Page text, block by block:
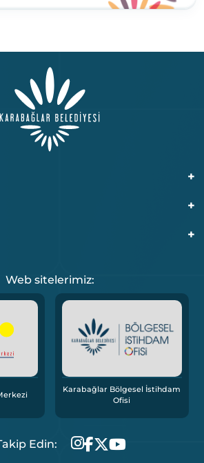
+
+
+
Web sitelerimiz:
Karabağlar Bölgesel İstihdam
Ofisi
Edin: